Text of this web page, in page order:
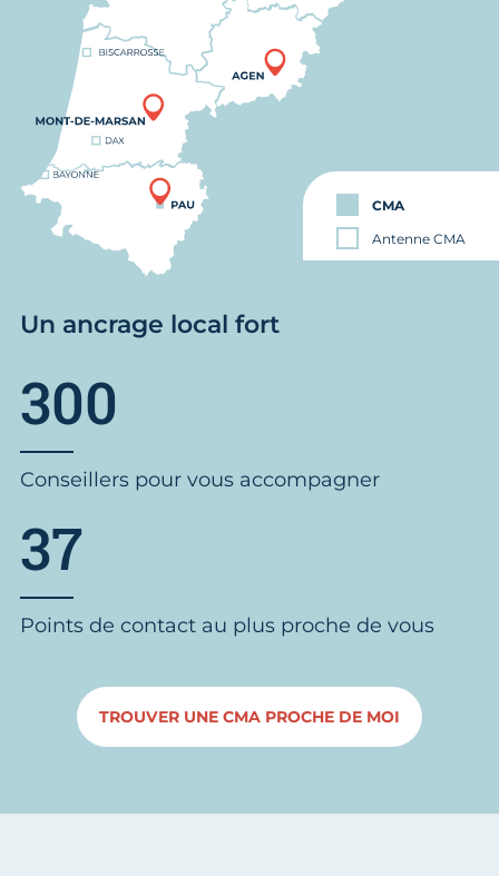
CMA
Antenne CMA
Un ancrage local fort
300
Conseillers pour vous accompagner
37
Points de contact au plus proche de vous
TROUVER UNE CMA PROCHE DE MOI